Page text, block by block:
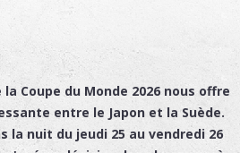
Coupe du Monde 2026 nous offre
entre le Japon et la Suède.
nuit du jeudi 25 au vendredi 26